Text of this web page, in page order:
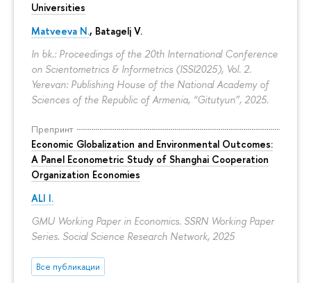
Universities
Matveeva N., Batagelj V.
In bk.: Proceedings of the 20th International Conference
on Scientometrics & Informetrics (ISSI2025), Vol. 2.
Yerevan: Publishing House of the National Academy of
Sciences of the Republic of Armenia, “Gitutyun”, 2025.
Препринт
Economic Globalization and Environmental Outcomes:
A Panel Econometric Study of Shanghai Cooperation
Organization Economies
ALI I.
GMU Working Paper in Economics. SSRN Working Paper
Series. Social Science Research Network, 2025
Все публикации